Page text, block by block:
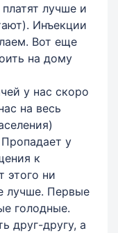
лучше и
Инъекции
Вот еще
на дому
у нас скоро
на весь
у
к
этого ни
лучше. Первые
голодные.
друг-другу, а